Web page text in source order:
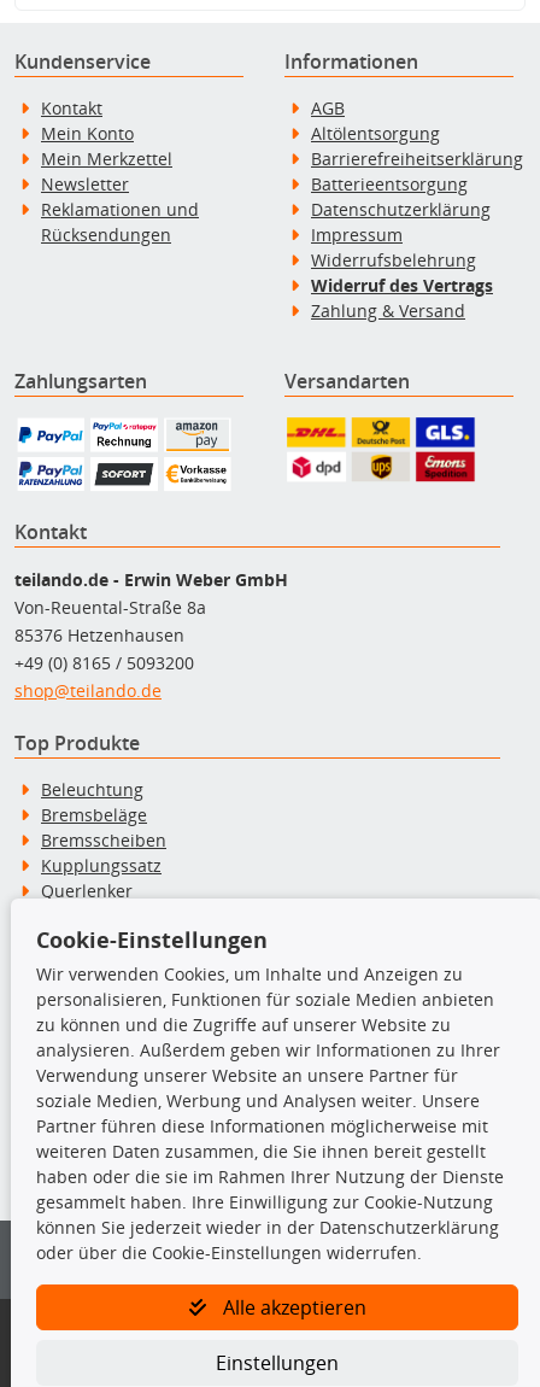
Kundenservice
Kontakt
Mein Konto
Mein Merkzettel
Newsletter
Reklamationen und
Rücksendungen
Informationen
AGB
Altölentsorgung
Barrierefreiheitserklärung
Batterieentsorgung
Datenschutzerklärung
Impressum
Widerrufsbelehrung
Widerruf des Vertrags
Zahlung & Versand
Zahlungsarten Versandarten
Kontakt
teilando.de - Erwin Weber GmbH
Von-Reuental-Straße 8a
85376 Hetzenhausen
+49 (0) 8165 / 5093200
shop@teilando.de
Top Produkte
Beleuchtung
Bremsbeläge
Bremsscheiben
Kupplungssatz
Querlenker
Stoßdämpfer
TecDoc Inside
Die hier angezeigten Daten insbesondere die gesamte Datenbank dürfen
nicht kopiert werden.
Es ist zu unterlassen, die Daten oder die gesamte Datenbank ohne
vorherige Zustimmung von TecDoc zu vervielfältigen, zu verbreiten
und/oder diese Handlungen durch Dritte ausführen zu lassen. Ein
Bitte prüfen Sie, ob das über unseren Onlineshop identifizierte Ersatzteil
Gegebenenfalls sind ergänzende Informationen notwendig, um
Cookie-Einstellungen
Wir verwenden Cookies, um Inhalte und Anzeigen zu
personalisieren, Funktionen für soziale Medien anbieten
zu können und die Zugriffe auf unserer Website zu
analysieren. Außerdem geben wir Informationen zu Ihrer
Verwendung unserer Website an unsere Partner für
soziale Medien, Werbung und Analysen weiter. Unsere
Partner führen diese Informationen möglicherweise mit
weiteren Daten zusammen, die Sie ihnen bereit gestellt
haben oder die sie im Rahmen Ihrer Nutzung der Dienste
gesammelt haben. Ihre Einwilligung zur Cookie-Nutzung
können Sie jederzeit wieder in der Datenschutzerklärung
oder über die Cookie-Einstellungen widerrufen.
Alle akzeptieren
Einstellungen